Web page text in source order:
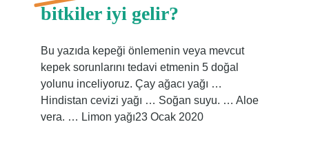
bitkiler iyi gelir?
Bu yazıda kepeği önlemenin veya mevcut
kepek sorunlarını tedavi etmenin 5 doğal
yolunu inceliyoruz. Çay ağacı yağı …
Hindistan cevizi yağı … Soğan suyu. … Aloe
vera. … Limon yağı23 Ocak 2020